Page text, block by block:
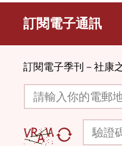
訂閱電子通訊
訂閱電子季刊－社康